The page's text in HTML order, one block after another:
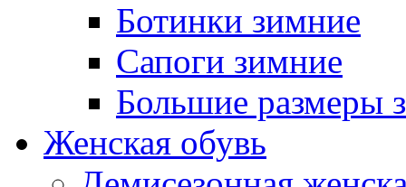
Ботинки зимние
Сапоги зимние
Большие размеры
Женская обувь